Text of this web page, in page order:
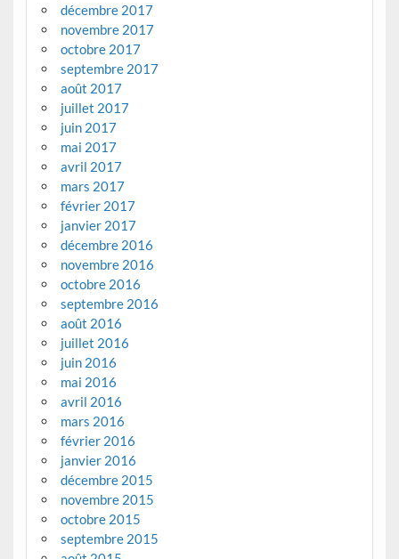
décembre 2017
novembre 2017
octobre 2017
septembre 2017
août 2017
juillet 2017
juin 2017
mai 2017
avril 2017
mars 2017
février 2017
janvier 2017
décembre 2016
novembre 2016
octobre 2016
septembre 2016
août 2016
juillet 2016
juin 2016
mai 2016
avril 2016
mars 2016
février 2016
janvier 2016
décembre 2015
novembre 2015
octobre 2015
septembre 2015